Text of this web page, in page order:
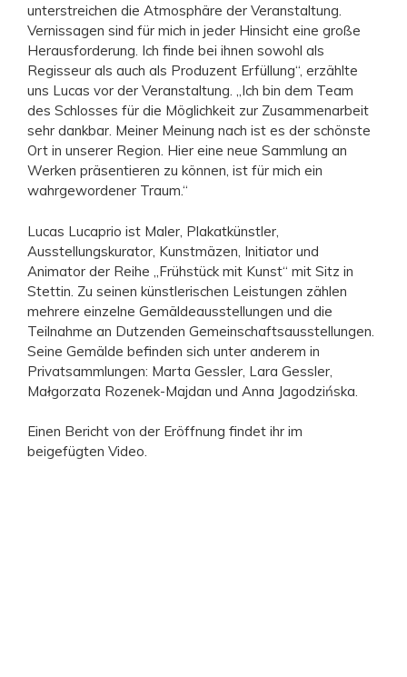
unterstreichen die Atmosphäre der Veranstaltung.
Vernissagen sind für mich in jeder Hinsicht eine große
Herausforderung. Ich finde bei ihnen sowohl als
Regisseur als auch als Produzent Erfüllung“, erzählte
uns Lucas vor der Veranstaltung. „Ich bin dem Team
des Schlosses für die Möglichkeit zur Zusammenarbeit
sehr dankbar. Meiner Meinung nach ist es der schönste
Ort in unserer Region. Hier eine neue Sammlung an
Werken präsentieren zu können, ist für mich ein
wahrgewordener Traum.“
Lucas Lucaprio ist Maler, Plakatkünstler,
Ausstellungskurator, Kunstmäzen, Initiator und
Animator der Reihe „Frühstück mit Kunst“ mit Sitz in
Stettin. Zu seinen künstlerischen Leistungen zählen
mehrere einzelne Gemäldeausstellungen und die
Teilnahme an Dutzenden Gemeinschaftsausstellungen.
Seine Gemälde befinden sich unter anderem in
Privatsammlungen: Marta Gessler, Lara Gessler,
Małgorzata Rozenek-Majdan und Anna Jagodzińska.
Einen Bericht von der Eröffnung findet ihr im
beigefügten Video.